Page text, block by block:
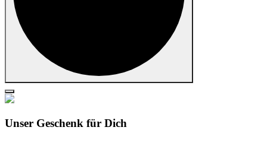
Unser Geschenk für Dich